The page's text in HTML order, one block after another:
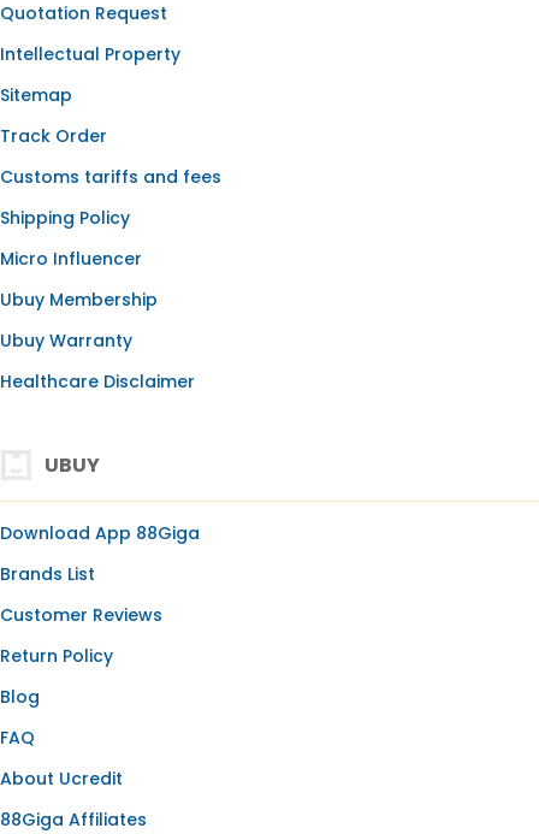
SLOT RESMI
SLOT88
Quotation Request
Intellectual Property
Sitemap
Track Order
Customs tariffs and fees
Shipping Policy
Micro Influencer
Ubuy Membership
Ubuy Warranty
Healthcare Disclaimer
UBUY
Download App 88Giga
Brands List
Customer Reviews
Return Policy
Blog
FAQ
About Ucredit
88Giga Affiliates